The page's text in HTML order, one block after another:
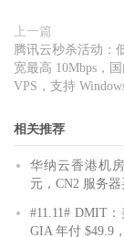
上一篇
腾讯云秒杀活动：
宽最高 10Mbps，
VPS，支持
相关推荐
华纳云香港机
元，CN2 服务
#11.11# DMIT
GIA 年付 $49.9